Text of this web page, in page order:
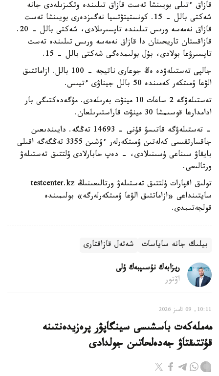
قازاق ءتىلى بويىنشا تەست قازاق تىلىندە وتكىزىلەدى جانە
شەكتى بالل - 15. كونستيتۋتسيا نەگىزدەرى بويىنشا تەست
قازاق نەمەسە ورىس تىلىندە تاپسىرىلادى، شەكتى بالل - 20.
قازاقستان تاريحىنان دا قازاق نەمەسە ورىس تىلىندە تەست
تاپسىرۋعا بولادى، بۇل بولىمدەگى شەكتى بالل - 15.
جالپى تەستىلەۋدە ەڭ جوعارى ناتيجە - 100 بالل. ازاماتتىق
الۋعا ۇمىتكەر كەمىندە 50 بالل جيناۋى ءتيىس.
تەستىلەۋگە 2 ساعات 10 مينۋت بەرىلەدى. مۇگەدەكتىگى بار
ادامدارعا قوسىمشا 30 مينۋت قاراستىرىلعان.
- تەستىلەۋگە قاتىسۋ قۇنى - 14693 تەڭگە. دايىندىعىن
جاقسارتقىسى كەلەتىن ۇمىتكەرلەر ءۇشىن 3355 تەڭگەگە اقىلى
بايقاۋ سىناعى ۇسىنىلادى، - دەپ حابارلادى ۇلتتىق تەستىلەۋ
ورتالىعى.
تولىق اقپارات ۇلتتىق تەستىلەۋ ورتالىعىنىڭ testcenter.kz
سايتىنداعى «ازاماتتىق الۋعا ۇمىتكەرلەرگە» بولىمىندە
قولجەتىمدى.
بيلىك جانە ساياسات شەتەل قازاقتارى
ريزابەك نۇسىپبەك ۇلى
اۆتور
10:11, 09 تامىز 2026
مەملەكەت باسشىسى سينگاپۋر پرەزيدەنتىنە
قۇتتىقتاۋ جەدەلحاتىن جولدادى